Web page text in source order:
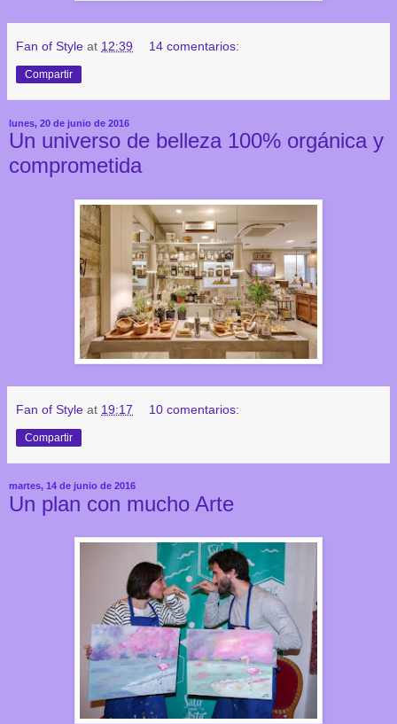
Fan of Style at 12:39 14 comentarios:
Compartir
lunes, 20 de junio de 2016
Un universo de belleza 100% orgánica y
comprometida
Fan of Style at 19:17 10 comentarios:
Compartir
martes, 14 de junio de 2016
Un plan con mucho Arte